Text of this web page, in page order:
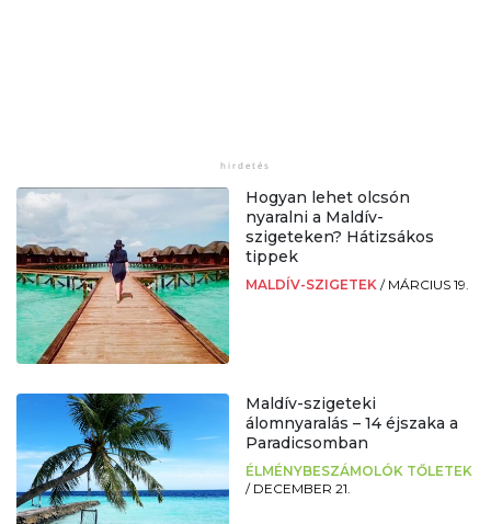
Hogyan lehet olcsón
nyaralni a Maldív-
szigeteken? Hátizsákos
tippek
MALDÍV-SZIGETEK / MÁRCIUS 19.
Maldív-szigeteki
álomnyaralás – 14 éjszaka a
Paradicsomban
ÉLMÉNYBESZÁMOLÓK TŐLETEK
/ DECEMBER 21.